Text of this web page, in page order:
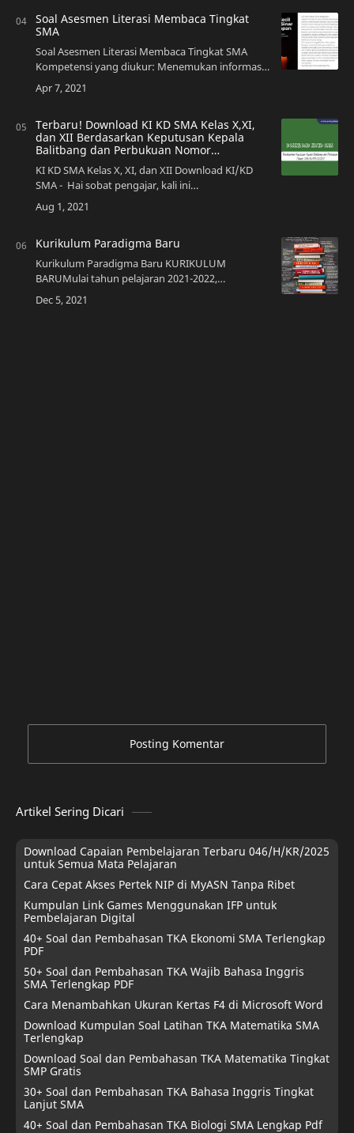
Soal Asesmen Literasi Membaca Tingkat
SMA
Soal Asesmen Literasi Membaca Tingkat SMA
Kompetensi yang diukur: Menemukan informasi
tersurat (siapa, kapan, di mana,…
Terbaru! Download KI KD SMA Kelas X,XI,
dan XII Berdasarkan Keputusan Kepala
Balitbang dan Perbukuan Nomor
018/H/KR/2020
KI KD SMA Kelas X, XI, dan XII Download KI/KD
SMA - Hai sobat pengajar, kali ini
pengajarpedia.com ingin…
Kurikulum Paradigma Baru
Kurikulum Paradigma Baru KURIKULUM
BARUMulai tahun pelajaran 2021-2022,
Kementerian Pendidikan, Kebudayaan, Riset, da…
Posting Komentar
Artikel Sering Dicari
Download Capaian Pembelajaran Terbaru 046/H/KR/2025
untuk Semua Mata Pelajaran
Cara Cepat Akses Pertek NIP di MyASN Tanpa Ribet
Kumpulan Link Games Menggunakan IFP untuk
Pembelajaran Digital
40+ Soal dan Pembahasan TKA Ekonomi SMA Terlengkap
PDF
50+ Soal dan Pembahasan TKA Wajib Bahasa Inggris
SMA Terlengkap PDF
Cara Menambahkan Ukuran Kertas F4 di Microsoft Word
Download Kumpulan Soal Latihan TKA Matematika SMA
Terlengkap
Download Soal dan Pembahasan TKA Matematika Tingkat
SMP Gratis
30+ Soal dan Pembahasan TKA Bahasa Inggris Tingkat
Lanjut SMA
40+ Soal dan Pembahasan TKA Biologi SMA Lengkap Pdf